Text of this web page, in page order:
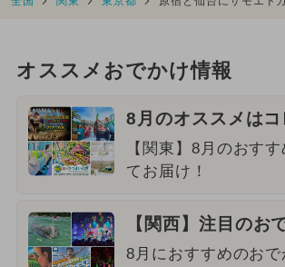
オススメおでかけ情報
8月のオススメはコ
【関東】8月のおす
てお届け！
【関西】注目のお
8月におすすめのお